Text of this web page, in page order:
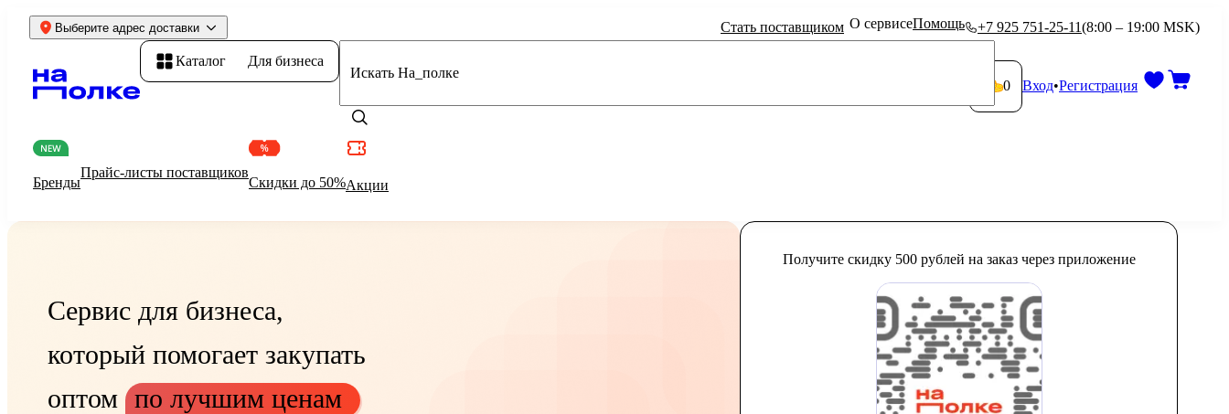
Выберите адрес доставки Стать поставщиком О сервисеПомощь +7 925 751-25-11(8:00 – 19:00 MSK)
Каталог Для бизнеса
Искать На_полке
0
Вход•Регистрация
Бренды
Прайс-листы поставщиков
Скидки до 50%Акции
Сервис для бизнеса,
который помогает закупать
оптом по лучшим ценам
Получите скидку500 рублей на заказчерез приложение